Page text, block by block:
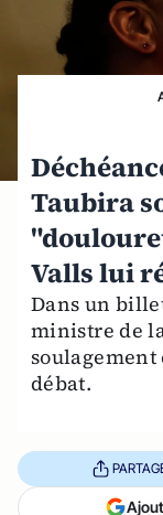
Taubira
Valls lui
Dans un
ministre de
débat.